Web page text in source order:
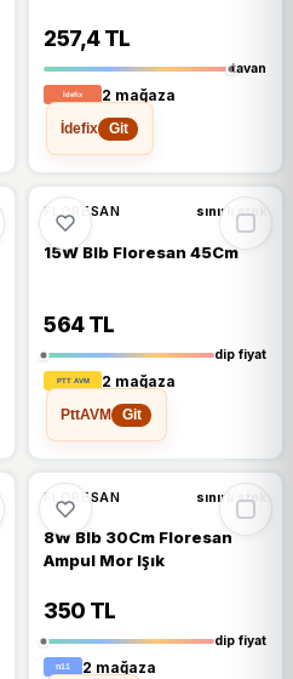
257,4 TL
tavan
2 mağaza
İdefix
Git
%6
FLORESAN sınırlı stok
15W Blb Floresan 45Cm
564 TL
dip fiyat
2 mağaza
PttAVM
Git
%6
FLORESAN sınırlı stok
8W Blb 30Cm Floresan
Ampul Mor Işık
350 TL
dip fiyat
2 mağaza